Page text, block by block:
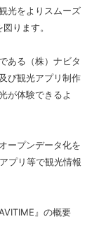
光をよりスムーズ
ります。
ある（株）ナビタ
び観光アプリ制作
が体験できるよ
ープンデータ化を
プリ等で観光情報
』の概要